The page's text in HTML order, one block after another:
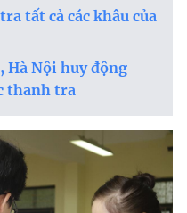
tất cả các khâu của
Hà Nội huy động
thanh tra